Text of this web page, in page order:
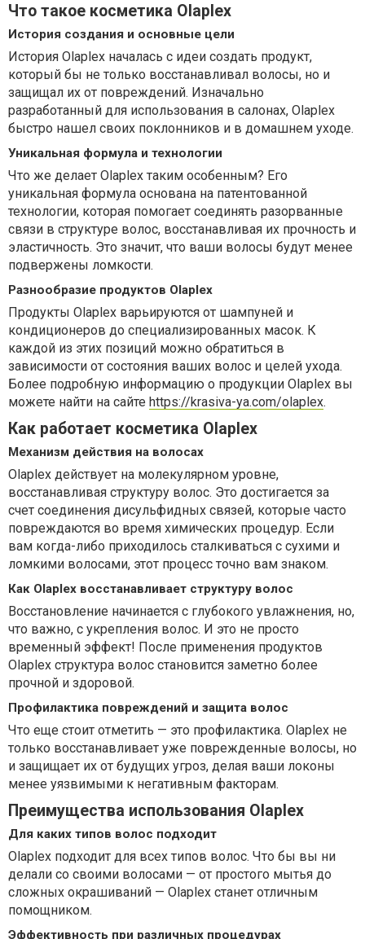
Что такое косметика Olaplex
История создания и основные цели
История Olaplex началась с идеи создать продукт,
который бы не только восстанавливал волосы, но и
защищал их от повреждений. Изначально
разработанный для использования в салонах, Olaplex
быстро нашел своих поклонников и в домашнем уходе.
Уникальная формула и технологии
Что же делает Olaplex таким особенным? Его
уникальная формула основана на патентованной
технологии, которая помогает соединять разорванные
связи в структуре волос, восстанавливая их прочность и
эластичность. Это значит, что ваши волосы будут менее
подвержены ломкости.
Разнообразие продуктов Olaplex
Продукты Olaplex варьируются от шампуней и
кондиционеров до специализированных масок. К
каждой из этих позиций можно обратиться в
зависимости от состояния ваших волос и целей ухода.
Более подробную информацию о продукции Olaplex вы
можете найти на сайте https://krasiva-ya.com/olaplex.
Как работает косметика Olaplex
Механизм действия на волосах
Olaplex действует на молекулярном уровне,
восстанавливая структуру волос. Это достигается за
счет соединения дисульфидных связей, которые часто
повреждаются во время химических процедур. Если
вам когда-либо приходилось сталкиваться с сухими и
ломкими волосами, этот процесс точно вам знаком.
Как Olaplex восстанавливает структуру волос
Восстановление начинается с глубокого увлажнения, но,
что важно, с укрепления волос. И это не просто
временный эффект! После применения продуктов
Olaplex структура волос становится заметно более
прочной и здоровой.
Профилактика повреждений и защита волос
Что еще стоит отметить — это профилактика. Olaplex не
только восстанавливает уже поврежденные волосы, но
и защищает их от будущих угроз, делая ваши локоны
менее уязвимыми к негативным факторам.
Преимущества использования Olaplex
Для каких типов волос подходит
Olaplex подходит для всех типов волос. Что бы вы ни
делали со своими волосами — от простого мытья до
сложных окрашиваний — Olaplex станет отличным
помощником.
Эффективность при различных процедурах